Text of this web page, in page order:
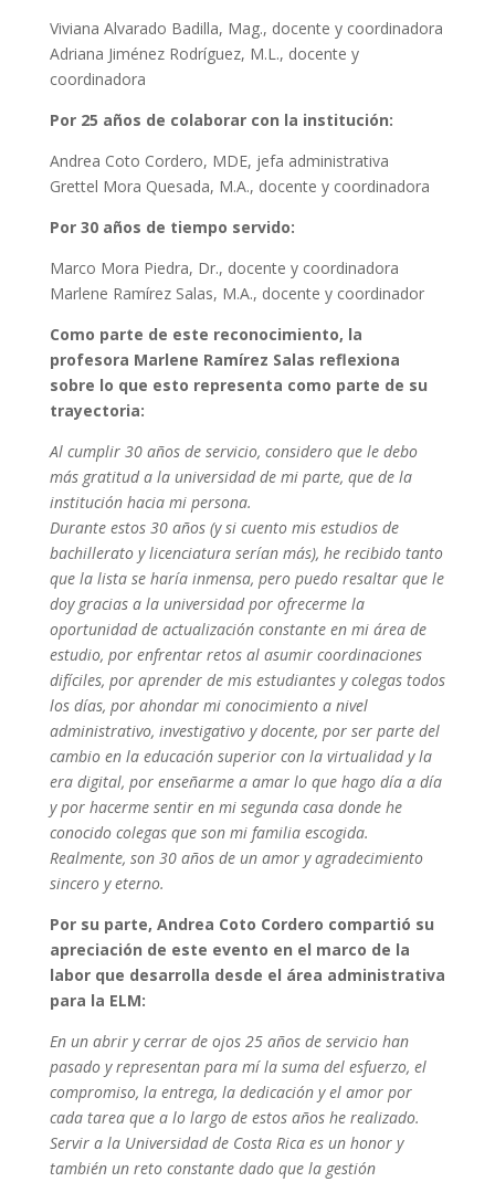
Viviana Alvarado Badilla, Mag., docente y coordinadora
Adriana Jiménez Rodríguez, M.L., docente y
coordinadora
Por 25 años de colaborar con la institución:
Andrea Coto Cordero, MDE, jefa administrativa
Grettel Mora Quesada, M.A., docente y coordinadora
Por 30 años de tiempo servido:
Marco Mora Piedra, Dr., docente y coordinadora
Marlene Ramírez Salas, M.A., docente y coordinador
Como parte de este reconocimiento, la
profesora Marlene Ramírez Salas reflexiona
sobre lo que esto representa como parte de su
trayectoria:
Al cumplir 30 años de servicio, considero que le debo
más gratitud a la universidad de mi parte, que de la
institución hacia mi persona.
Durante estos 30 años (y si cuento mis estudios de
bachillerato y licenciatura serían más), he recibido tanto
que la lista se haría inmensa, pero puedo resaltar que le
doy gracias a la universidad por ofrecerme la
oportunidad de actualización constante en mi área de
estudio, por enfrentar retos al asumir coordinaciones
difíciles, por aprender de mis estudiantes y colegas todos
los días, por ahondar mi conocimiento a nivel
administrativo, investigativo y docente, por ser parte del
cambio en la educación superior con la virtualidad y la
era digital, por enseñarme a amar lo que hago día a día
y por hacerme sentir en mi segunda casa donde he
conocido colegas que son mi familia escogida.
Realmente, son 30 años de un amor y agradecimiento
sincero y eterno.
Por su parte, Andrea Coto Cordero compartió su
apreciación de este evento en el marco de la
labor que desarrolla desde el área administrativa
para la ELM:
En un abrir y cerrar de ojos 25 años de servicio han
pasado y representan para mí la suma del esfuerzo, el
compromiso, la entrega, la dedicación y el amor por
cada tarea que a lo largo de estos años he realizado.
Servir a la Universidad de Costa Rica es un honor y
también un reto constante dado que la gestión